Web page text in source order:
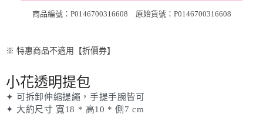
商品編號：P0146700316608 原始貨號：P0146700316608
※ 特惠商品不適用【折價券】
小花透明提包
✦ 可拆卸伸縮提繩，手提手腕皆可
✦ 大約尺寸 寬18 * 高10 * 側7 cm